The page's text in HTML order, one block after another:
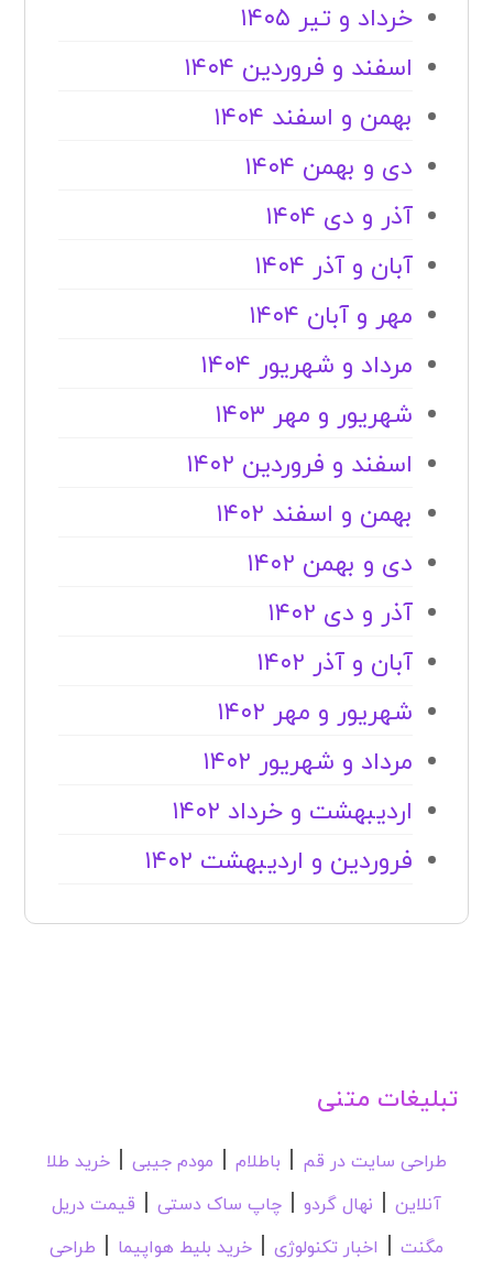
خرداد و تیر ۱۴۰۵
اسفند و فروردین ۱۴۰۴
بهمن و اسفند ۱۴۰۴
دی و بهمن ۱۴۰۴
آذر و دی ۱۴۰۴
آبان و آذر ۱۴۰۴
مهر و آبان ۱۴۰۴
مرداد و شهریور ۱۴۰۴
شهریور و مهر ۱۴۰۳
اسفند و فروردین ۱۴۰۲
بهمن و اسفند ۱۴۰۲
دی و بهمن ۱۴۰۲
آذر و دی ۱۴۰۲
آبان و آذر ۱۴۰۲
شهریور و مهر ۱۴۰۲
مرداد و شهریور ۱۴۰۲
اردیبهشت و خرداد ۱۴۰۲
فروردین و اردیبهشت ۱۴۰۲
تبلیغات متنی
طراحی سایت در قم | باطلام | مودم جیبی | خرید طلا
آنلاین | نهال گردو | چاپ ساک دستی | قیمت دریل
مگنت | اخبار تکنولوژی | خرید بلیط هواپیما | طراحی